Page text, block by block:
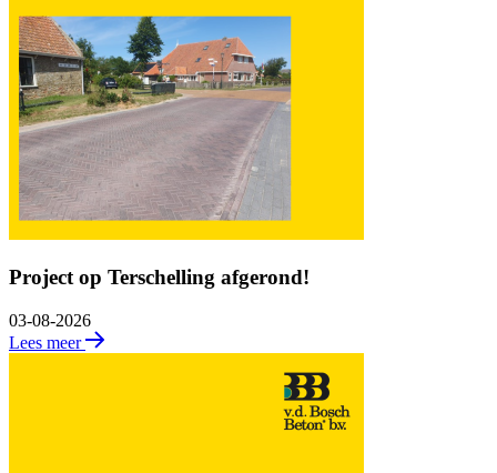
Project op Terschelling afgerond!
03-08-2026
Lees meer